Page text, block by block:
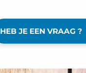
HEB JE EEN VRAAG ?